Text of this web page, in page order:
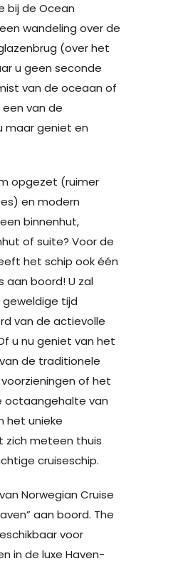
bij de Ocean
wandeling over de
(over het
u geen seconde
van de oceaan of
van de
maar geniet en
opgezet (ruimer
en modern
binnenhut,
of suite? Voor de
het schip ook één
aan boord! U zal
tijd
van de actievolle
u nu geniet van het
de traditionele
of het
octaangehalte van
het unieke
zich meteen thuis
cruiseschip.
Norwegian Cruise
aan boord. The
voor
in de luxe Haven-